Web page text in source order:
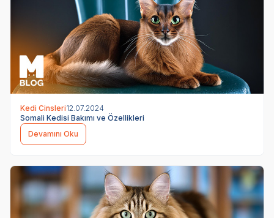
Kedi Cinsleri12.07.2024
Somali Kedisi Bakımı ve Özellikleri
Devamını Oku